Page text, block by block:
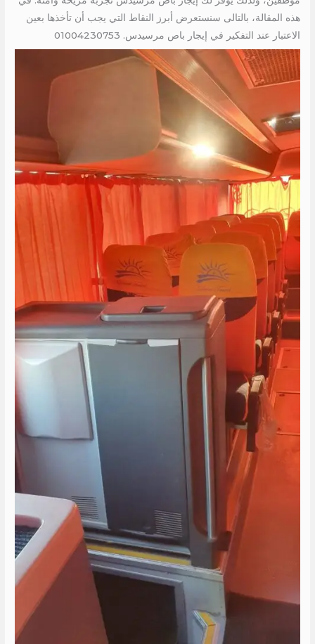
هذه المقالة، بالتالى سنستعرض أبرز النقاط التي يجب أن تأخذها بعين
الاعتبار عند التفكير في إيجار باص مرسيدس. 01004230753